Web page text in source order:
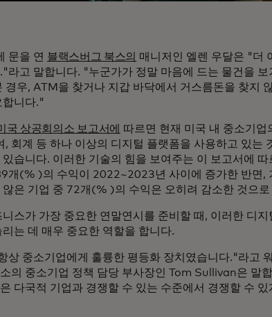
문을 연 블랙스버그 북스의 매니저인 엘렌 우달은 "더
라고 말합니다. "누군가가 정말 마음에 드는 물건을
경우, ATM을 찾거나 지갑 바닥에서 거스름돈을 찾지
합니다."
국 상공회의소 보고서에
따르면 현재 미국 내 중소기
, 회계 등 하나 이상의 디지털 플랫폼을 사용하고 있는
있습니다. 이러한 기술의 힘을 보여주는 이 보고서에
개(% )의 수익이 2022~2023년 사이에 증가한 반면,
않은 기업 중 72개(% )의 수익은 오히려 감소한 것으로
니스가 가장 중요한 연말연시를 준비할 때, 이러한 디
리는 데 매우 중요한 역할을 합니다.
상 중소기업에게 훌륭한 평등화 장치였습니다."라고
의 중소기업 정책 담당 부사장인 Tom Sullivan은 말
다국적 기업과 경쟁할 수 있는 수준에서 경쟁할 수